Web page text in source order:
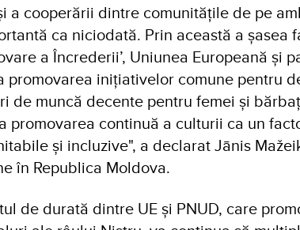
a cooperării dintre comunitățile de pe
ca niciodată. Prin această a șasea
a Încrederii’, Uniunea Europeană și
inițiativelor comune pentru
de muncă decente pentru femei și
promovarea continuă a culturii ca un
și incluzive", a declarat Jānis
în Republica Moldova.
de durată dintre UE și PNUD, care